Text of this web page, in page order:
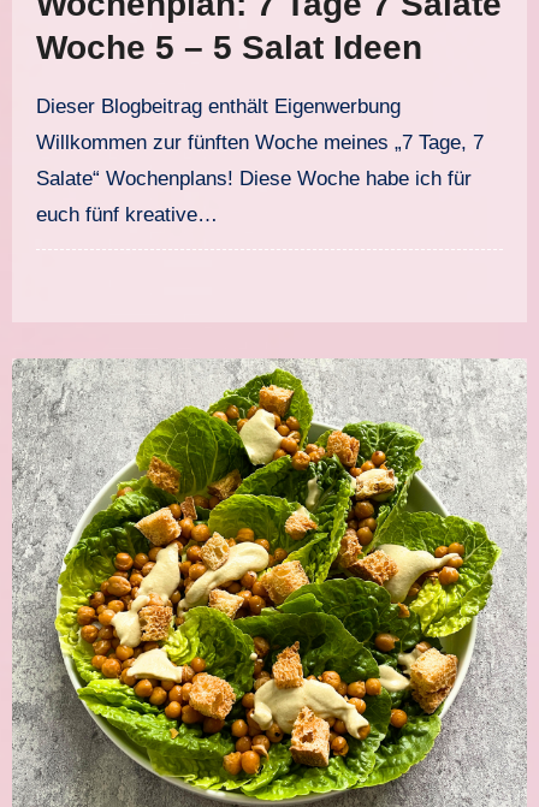
Woche 5 – 5 Salat Ideen
Dieser Blogbeitrag enthält Eigenwerbung
Willkommen zur fünften Woche meines „7 Tage, 7
Salate“ Wochenplans! Diese Woche habe ich für
euch fünf kreative…